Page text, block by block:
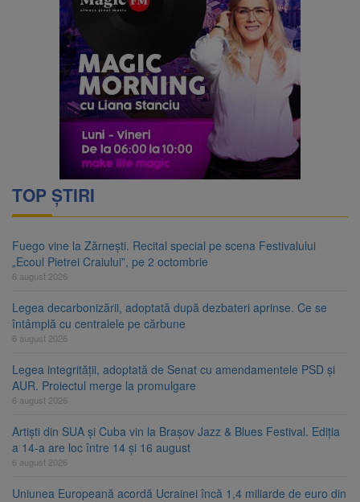
TOP ȘTIRI
Fuego vine la Zărnești. Recital special pe scena Festivalului
„Ecoul Pietrei Craiului”, pe 2 octombrie
6 august 2026
Legea decarbonizării, adoptată după dezbateri aprinse. Ce se
întâmplă cu centralele pe cărbune
6 august 2026
Legea integrității, adoptată de Senat cu amendamentele PSD și
AUR. Proiectul merge la promulgare
6 august 2026
Artiști din SUA și Cuba vin la Brașov Jazz & Blues Festival. Ediția
a 14-a are loc între 14 și 16 august
6 august 2026
Uniunea Europeană acordă Ucrainei încă 1,4 miliarde de euro din